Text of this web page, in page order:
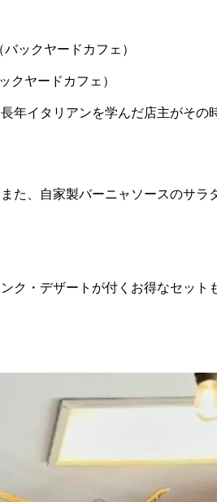
ックヤードカフェ）
イタリアンを学んだ店主がそ
、自家製バーニャソースのサラ
ク・デザートが付くお得なセット